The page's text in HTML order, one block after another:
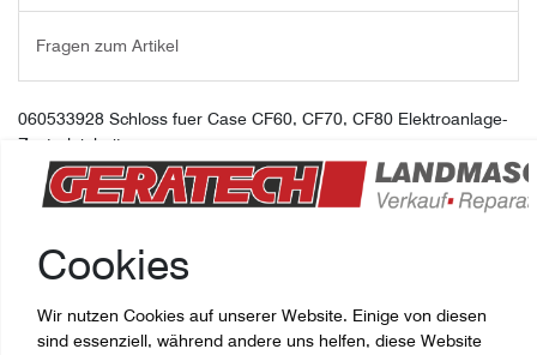
Fragen zum Artikel
060533928 Schloss fuer Case CF60, CF70, CF80 Elektroanlage-
Zentraleinheit
Cookies
Wir nutzen Cookies auf unserer Website. Einige von diesen
sind essenziell, während andere uns helfen, diese Website